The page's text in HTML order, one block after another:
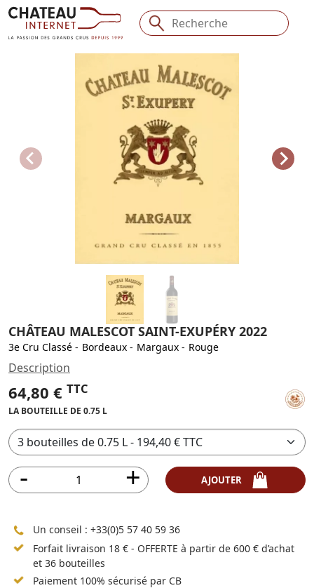
CHÂTEAU MALESCOT SAINT-EXUPÉRY 2022
3e Cru Classé - Bordeaux - Margaux - Rouge
Description
64,80 € TTC
LA BOUTEILLE DE 0.75 L
Un conseil : +33(0)5 57 40 59 36
Forfait livraison 18 € - OFFERTE à partir de 600 € d’achat
et 36 bouteilles
Paiement 100% sécurisé par CB